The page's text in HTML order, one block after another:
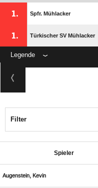
1. Spfr. Mühlacker
1. Türkischer SV Mühlacker
Legende
Filter
Spieler
 